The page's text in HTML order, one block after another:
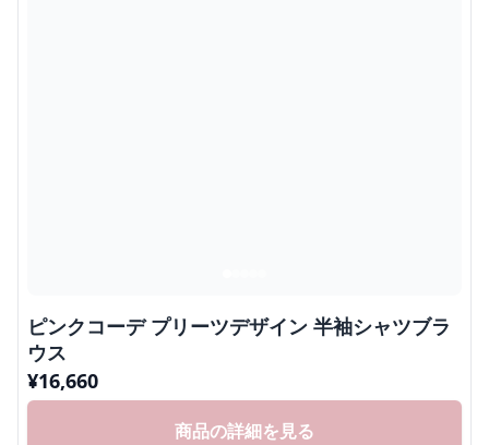
ピンクコーデ プリーツデザイン 半袖シャツブラ
ウス
¥16,660
商品の詳細を見る